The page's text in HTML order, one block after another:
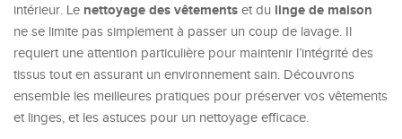
intérieur. Le nettoyage des vêtements et du linge de maison
ne se limite pas simplement à passer un coup de lavage. Il
requiert une attention particulière pour maintenir l’intégrité des
tissus tout en assurant un environnement sain. Découvrons
ensemble les meilleures pratiques pour préserver vos vêtements
et linges, et les astuces pour un nettoyage efficace.